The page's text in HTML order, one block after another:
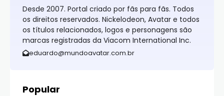
Desde 2007. Portal criado por fãs para fãs. Todos
os direitos reservados. Nickelodeon, Avatar e todos
os títulos relacionados, logos e personagens são
marcas registradas da Viacom International Inc.
eduardo@mundoavatar.com.br
Popular